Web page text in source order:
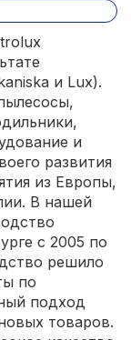
и Lux).
и
развития
из Европы,
В нашей
с 2005 по
решило
по
подход
товаров.